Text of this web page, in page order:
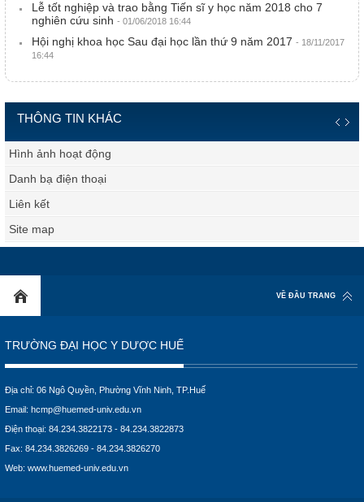
Lễ tốt nghiệp và trao bằng Tiến sĩ y học năm 2018 cho 7
nghiên cứu sinh - 01/06/2018 16:44
Hội nghị khoa học Sau đại học lần thứ 9 năm 2017 - 18/11/2017
16:44
THÔNG TIN KHÁC
Hình ảnh hoạt động
Danh bạ điện thoại
Liên kết
Site map
VỀ ĐẦU TRANG
TRƯỜNG ĐẠI HỌC Y DƯỢC HUẾ
Địa chỉ: 06 Ngô Quyền, Phường Vĩnh Ninh, TP.Huế
Email: hcmp@huemed-univ.edu.vn
Điện thoại: 84.234.3822173 - 84.234.3822873
Fax: 84.234.3826269 - 84.234.3826270
Web: www.huemed-univ.edu.vn